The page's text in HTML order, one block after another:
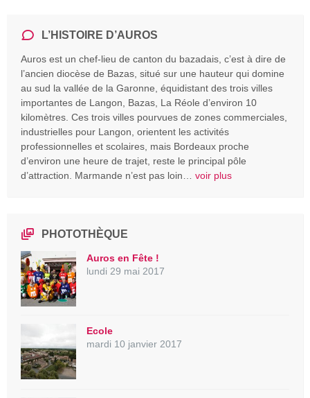
L’HISTOIRE D’AUROS
Auros est un chef-lieu de canton du bazadais, c’est à dire de
l’ancien diocèse de Bazas, situé sur une hauteur qui domine
au sud la vallée de la Garonne, équidistant des trois villes
importantes de Langon, Bazas, La Réole d’environ 10
kilomètres. Ces trois villes pourvues de zones commerciales,
industrielles pour Langon, orientent les activités
professionnelles et scolaires, mais Bordeaux proche
d’environ une heure de trajet, reste le principal pôle
d’attraction. Marmande n’est pas loin… voir plus
PHOTOTHÈQUE
Auros en Fête !
lundi 29 mai 2017
Ecole
mardi 10 janvier 2017